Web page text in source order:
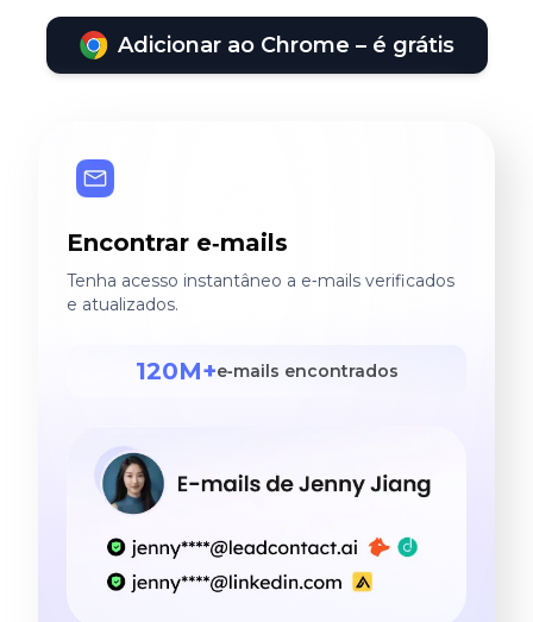
Adicionar ao Chrome – é grátis
Encontrar e‑mails
Tenha acesso instantâneo a e‑mails verificados
e atualizados.
120M+e‑mails encontrados